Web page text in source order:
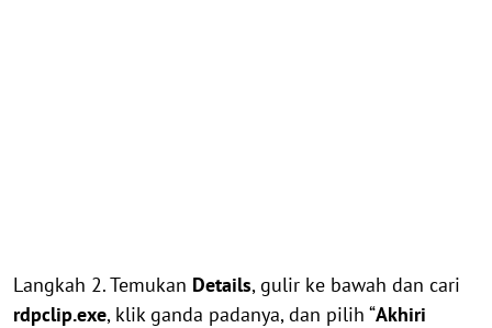
Langkah 2. Temukan Details, gulir ke bawah dan cari
rdpclip.exe, klik ganda padanya, dan pilih “Akhiri